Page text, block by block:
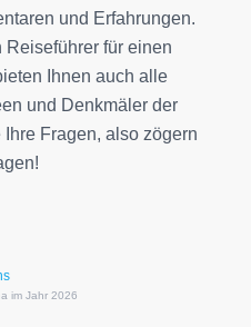
im Jahr 2026
und Erfahrungen.
Reiseführer für einen
Ihnen auch alle
und Denkmäler der
Fragen, also zögern